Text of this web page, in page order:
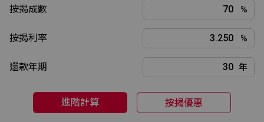
按揭成數 %
按揭利率 %
還款年期 年
進階計算 按揭優惠